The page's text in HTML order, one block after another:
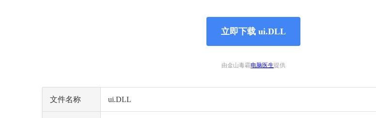
立即下载 ui.DLL
由金山毒霸电脑医生提供
文件名称 ui.DLL